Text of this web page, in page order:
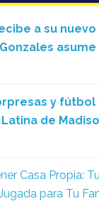
a su
y fútbol
de
Casa Propia:
para Tu